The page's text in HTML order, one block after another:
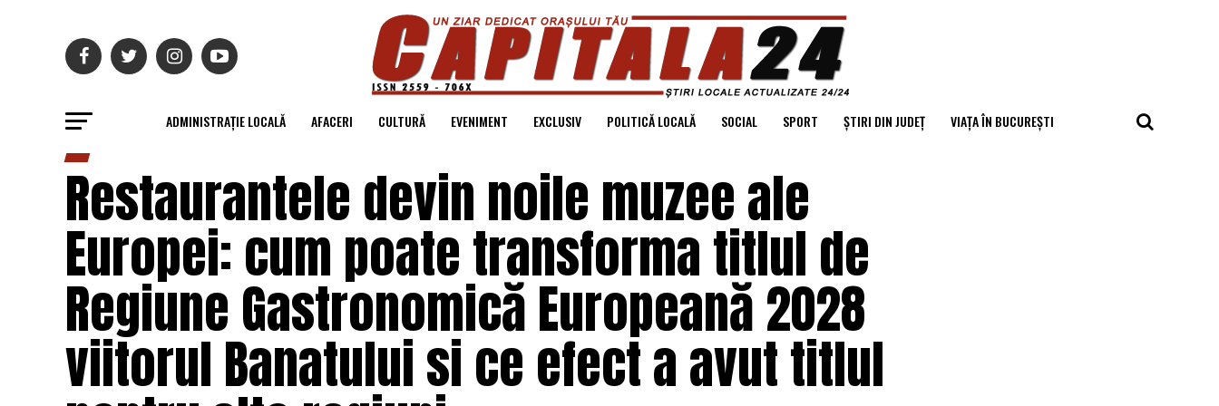
ADMINISTRAȚIE LOCALĂ AFACERI CULTURĂ EVENIMENT EXCLUSIV POLITICĂ LOCALĂ SOCIAL SPORT ȘTIRI DIN JUDEȚ VIAȚA ÎN BUCUREȘTI
Restaurantele devin noile muzee ale
Europei: cum poate transforma titlul de
Regiune Gastronomică Europeană 2028
viitorul Banatului si ce efect a avut titlul